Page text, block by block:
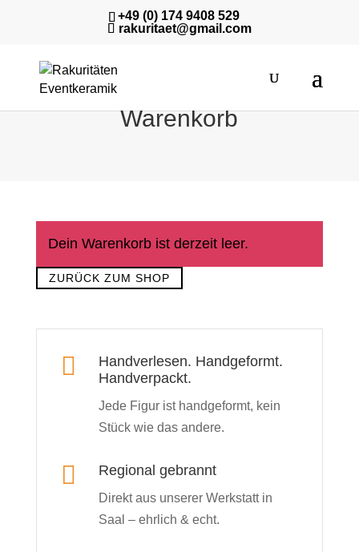
+49 (0) 174 9408 529
rakuritaet@gmail.com
Warenkorb
Dein Warenkorb ist derzeit leer.
ZURÜCK ZUM SHOP

Handverlesen. Handgeformt.
Handverpackt.
Jede Figur ist handgeformt, kein
Stück wie das andere.
 Regional gebrannt
Direkt aus unserer Werkstatt in
Saal – ehrlich & echt.